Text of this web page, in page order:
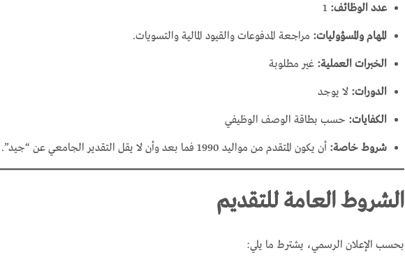
عدد الوظائف:
المهام والمسؤوليات: مراجعة المدفوعات والقيود المالية والتسويات.
الخبرات العملية: غير مطلوبة
الدورات: لا يوجد
الكفايات: حسب بطاقة الوصف الوظيفي
شروط خاصة: أن يكون المتقدم من مواليد 1990 فما بعد وأن لا يقل التقدير الجامعي عن “جيد”.
الشروط العامة للتقديم
بحسب الإعلان الرسمي، يشترط ما يلي: